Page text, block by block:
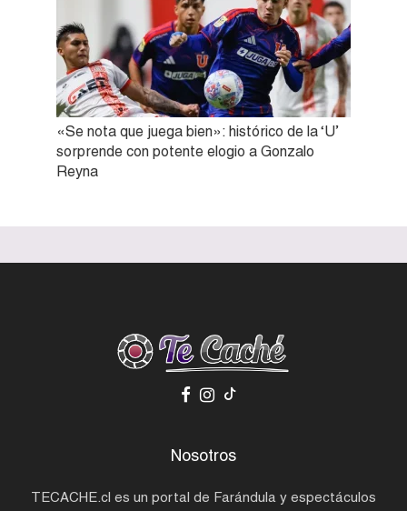
«Se nota que juega bien»: histórico de la ‘U’
sorprende con potente elogio a Gonzalo
Reyna
Nosotros
TECACHE.cl es un portal de Farándula y espectáculos